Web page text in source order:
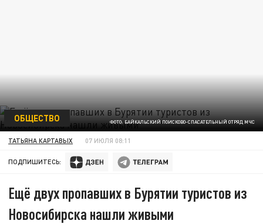
ФОТО: БАЙКАЛЬСКИЙ ПОИСКОВО-СПАСАТЕЛЬНЫЙ ОТРЯД МЧС
ОБЩЕСТВО
ТАТЬЯНА КАРТАВЫХ 07 ИЮЛЯ 08:11
ПОДПИШИТЕСЬ:
Ещё двух пропавших в Бурятии туристов из
Новосибирска нашли живыми